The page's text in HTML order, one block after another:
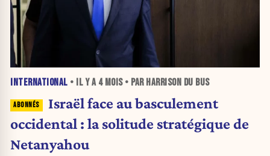
INTERNATIONAL • IL Y A 4 MOIS• PAR HARRISON DU BUS
Israël face au basculement
occidental : la solitude stratégique de
Netanyahou